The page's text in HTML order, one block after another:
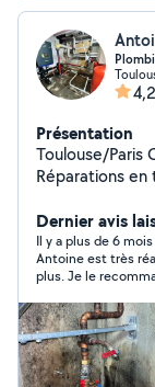
Présentation
Toulouse/Paris
Réparations en
Dernier avis
Il y a plus de 6 mois
Antoine est très
plus. Je le